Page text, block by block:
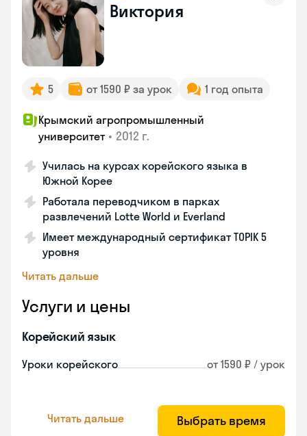
Виктория
5 от 1590 ₽ за урок 1 год опыта
Крымский агропромышленный
университет • 2012 г.
Училась на курсах корейского языка в
Южной Корее
Работала переводчиком в парках
развлечений Lotte World и Everland
Имеет международный сертификат TOPIK 5
уровня
Читать дальше
Услуги и цены
Корейский язык
Уроки корейского от 1590 ₽ / урок
Читать дальше Выбрать время